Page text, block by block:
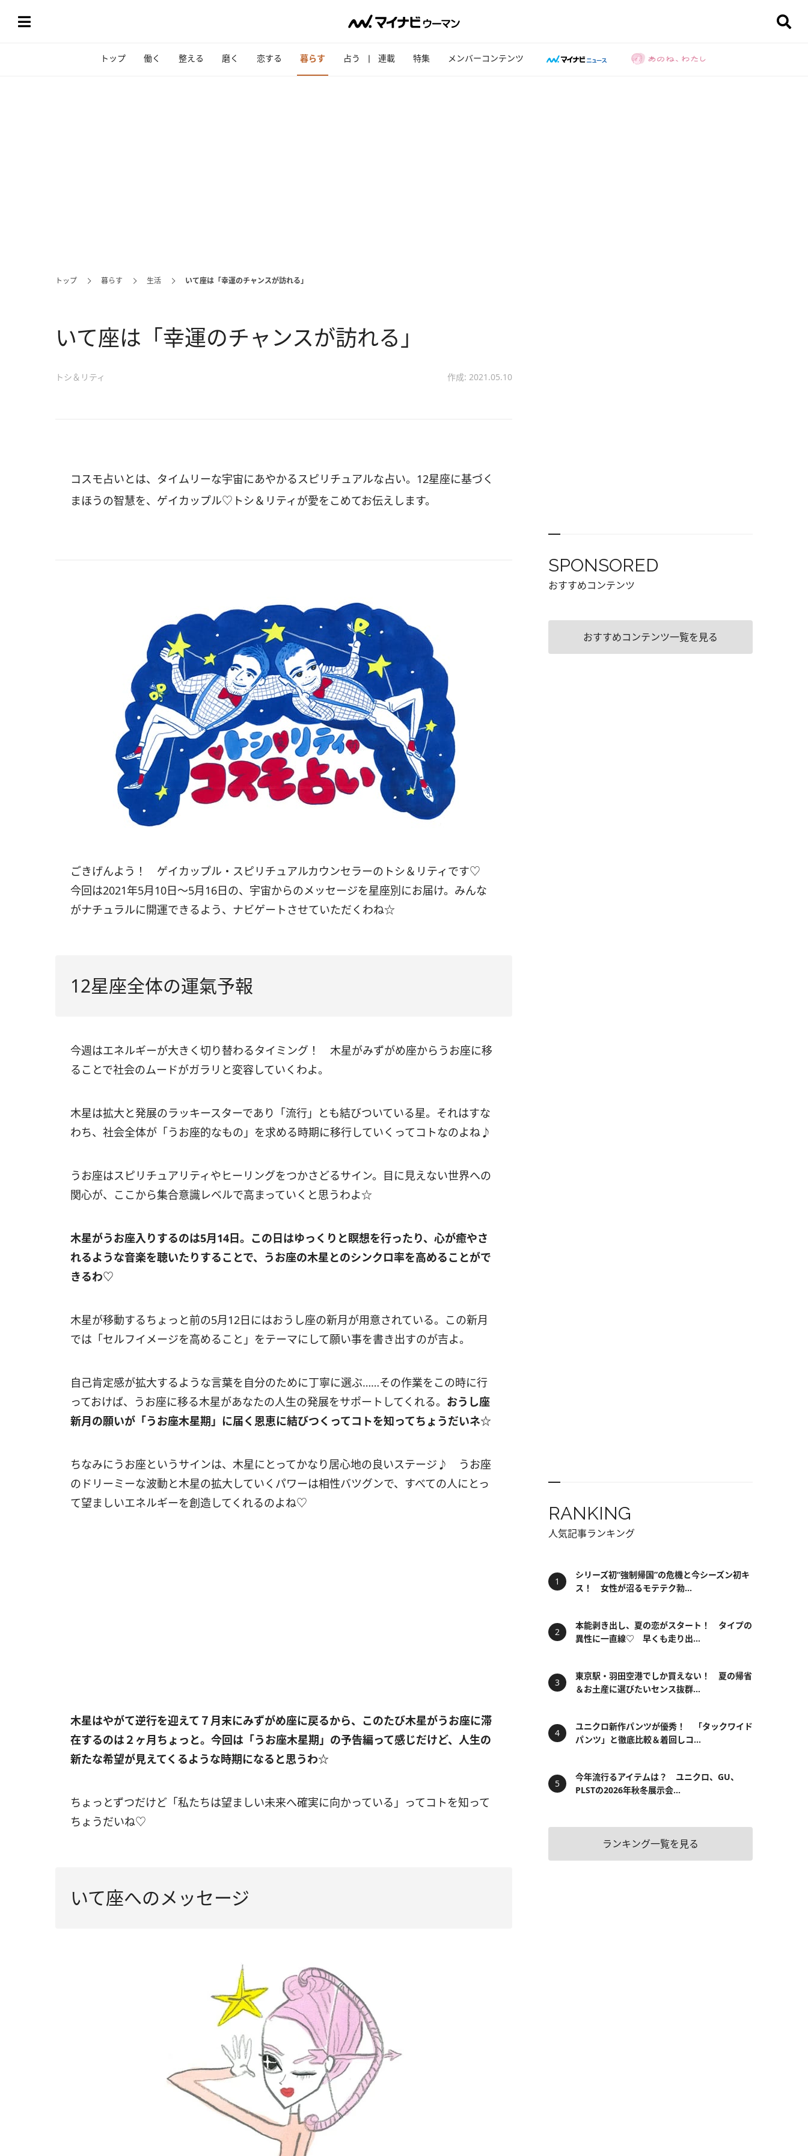
トップ 働く 整える 磨く 恋する 暮らす 占う 連載 特集 メンバーコンテンツ
トップ 暮らす 生活 いて座は「幸運のチャンスが訪れる」
いて座は「幸運のチャンスが訪れる」
トシ＆リティ 作成: 2021.05.10
コスモ占いとは、タイムリーな宇宙にあやかるスピリチュアルな占い。12星座に基づく
まほうの智慧を、ゲイカップル♡トシ＆リティが愛をこめてお伝えします。
ごきげんよう！ ゲイカップル・スピリチュアルカウンセラーのトシ＆リティです♡
今回は2021年5月10日〜5月16日の、宇宙からのメッセージを星座別にお届け。みんな
がナチュラルに開運できるよう、ナビゲートさせていただくわね☆
12星座全体の運氣予報
今週はエネルギーが大きく切り替わるタイミング！ 木星がみずがめ座からうお座に移
ることで社会のムードがガラリと変容していくわよ。
木星は拡大と発展のラッキースターであり「流行」とも結びついている星。それはすな
わち、社会全体が「うお座的なもの」を求める時期に移行していくってコトなのよね♪
うお座はスピリチュアリティやヒーリングをつかさどるサイン。目に見えない世界への
関心が、ここから集合意識レベルで高まっていくと思うわよ☆
木星がうお座入りするのは5月14日。この日はゆっくりと瞑想を行ったり、心が癒やさ
れるような音楽を聴いたりすることで、うお座の木星とのシンクロ率を高めることがで
きるわ♡
木星が移動するちょっと前の5月12日にはおうし座の新月が用意されている。この新月
では「セルフイメージを高めること」をテーマにして願い事を書き出すのが吉よ。
自己肯定感が拡大するような言葉を自分のために丁寧に選ぶ……その作業をこの時に行
っておけば、うお座に移る木星があなたの人生の発展をサポートしてくれる。 おうし座
新月の願いが「うお座木星期」に届く恩恵に結びつくってコトを知ってちょうだいネ☆
ちなみにうお座というサインは、木星にとってかなり居心地の良いステージ♪ うお座
のドリーミーな波動と木星の拡大していくパワーは相性バツグンで、すべての人にとっ
て望ましいエネルギーを創造してくれるのよね♡
木星はやがて逆行を迎えて７月末にみずがめ座に戻るから、このたび木星がうお座に滞
在するのは２ヶ月ちょっと。今回は「うお座木星期」の予告編って感じだけど、人生の
新たな希望が見えてくるような時期になると思うわ☆
ちょっとずつだけど「私たちは望ましい未来へ確実に向かっている」ってコトを知って
ちょうだいね♡
いて座へのメッセージ
SPONSORED
おすすめコンテンツ
おすすめコンテンツ一覧を見る
RANKING
人気記事ランキング
シリーズ初“強制帰国”の危機と今シーズン初キ
ス！ 女性が沼るモテテク勃...
本能剥き出し、夏の恋がスタート！ タイプの
異性に一直線♡ 早くも走り出...
東京駅・羽田空港でしか買えない！ 夏の帰省
＆お土産に選びたいセンス抜群...
ユニクロ新作パンツが優秀！ 「タックワイド
パンツ」と徹底比較＆着回しコ...
今年流行るアイテムは？ ユニクロ、GU、
PLSTの2026年秋冬展示会...
ランキング一覧を見る